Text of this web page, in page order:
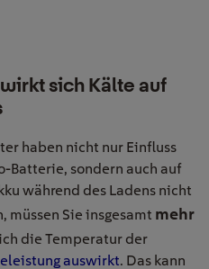
sich Kälte auf
haben nicht nur Einfluss
Batterie, sondern auch auf
während des Ladens nicht
Sie insgesamt mehr
die Temperatur der
auswirkt. Das kann